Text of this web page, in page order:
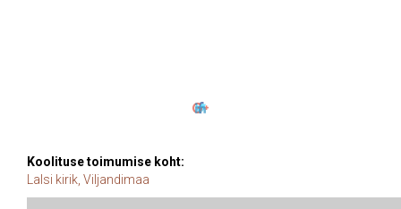
Koolituse toimumise koht:
Lalsi kirik, Viljandimaa